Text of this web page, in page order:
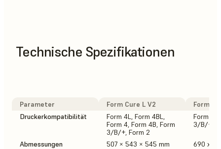
Technische Spezifikationen
Parameter Form Cure L V2
Form
Druckerkompatibilität
Form 4L, Form 4BL,
Form 4, Form 4B, Form
3/B/+, Form 2
Form 4,
3/B/+,
Abmessungen 507 × 543 × 545 mm 690 x